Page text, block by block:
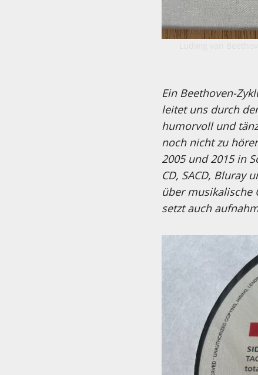
Ein Beethoven-
leitet uns durch
humorvoll und
noch nicht zu
2005 und 2015 in
CD, SACD, Bluray
über musikalische
setzt auch